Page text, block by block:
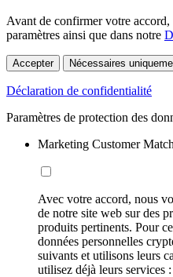
Avant de confirmer votre
paramètres ainsi que dans notre
Accepter Nécessaires
Déclaration de confidentialité
Paramètres de protection des
Marketing Customer Match
Avec votre accord, nous
de notre site web sur des
produits pertinents. Pour
données personnelles
suivants et utilisons leurs
utilisez déjà leurs services :